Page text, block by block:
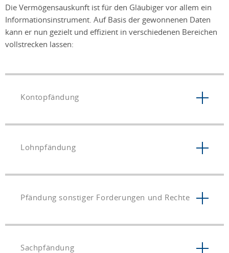
Die Vermögensauskunft ist für den Gläubiger vor allem ein
Informationsinstrument. Auf Basis der gewonnenen Daten
kann er nun gezielt und effizient in verschiedenen Bereichen
vollstrecken lassen:
Kontopfändung
Lohnpfändung
Pfändung sonstiger Forderungen und Rechte
Sachpfändung